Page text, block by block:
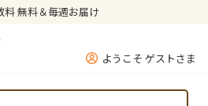
料 無料＆毎週お届け
ようこそ ゲストさま